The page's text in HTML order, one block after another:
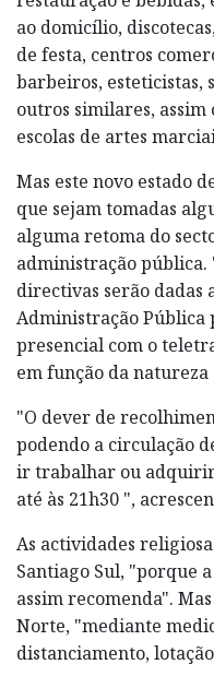
ao domicílio,
de festa, centros
barbeiros, esteticistas,
outros similares, assim
escolas de artes
Mas este novo estado
que sejam tomadas
alguma retoma do
administração pública.
directivas serão dadas
Administração
presencial com o
em função da natureza
"O dever de
podendo a circulação
ir trabalhar ou adquirir
até às 21h30 ",
As actividades
Santiago Sul, "porque
assim recomenda".
Norte, "mediante
distanciamento,